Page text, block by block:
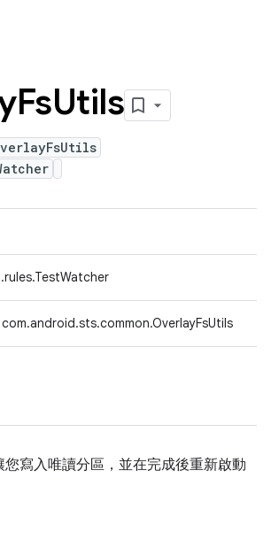
FsUtils
com.android.sts.common.OverlayFsUtils
寫入唯讀分區，並在完成後重新啟動